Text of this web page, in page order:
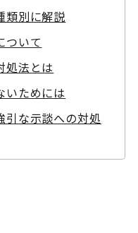
類別に解説
ついて
処法とは
いためには
引な示談への対処